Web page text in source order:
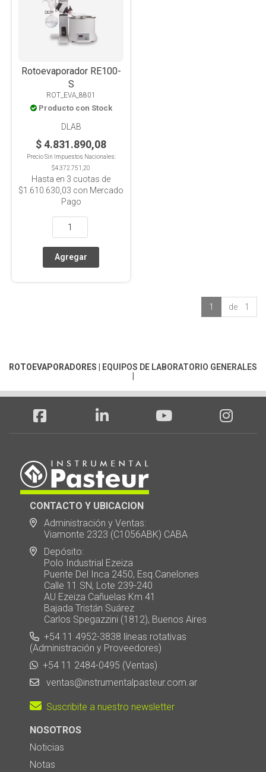
Rotoevaporador RE100-
S
ROT_EVA_8801
Producto con Stock
DLAB
$ 4.831.890,08
Precio Sin Impuestos Nacionales:
$4.372.751,20
Hasta en 3 cuotas de
$1.610.630,03 con Mercado
Pago
1 de 1
ROTOEVAPORADORES
EQUIPOS DE LABORATORIO GENERALES
CONTACTO Y UBICACION
Administración y Ventas:
Viamonte 2323 (C1056ABK) CABA
Depósito:
Polo Industrial Ezeiza
Puente Del Inca 2450, Esq.Canelones
Calle 11 SN, Lote 239-240
AU Ezeiza Cañuelas Km 41
Bajada Tristán Suárez
Carlos Spegazzini (1812), Buenos Aires
+54 11 4952-3838 líneas rotativas
(Administración y Proveedores)
+54 11 2484-0495 (Ventas)
ventas@instrumentalpasteur.com.ar
Suscribite a nuestro newsletter
NOSOTROS
Noticias
Notas